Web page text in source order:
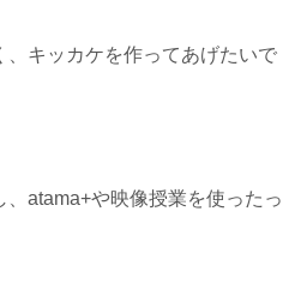
、キッカケを作ってあげたいで
atama+や映像授業を使ったっ